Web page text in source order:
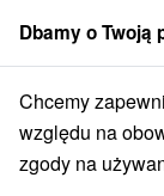
członek grupySorger
kraj
SAFARI
Dbamy o Twoją
Chcemy
względu na
zgody na